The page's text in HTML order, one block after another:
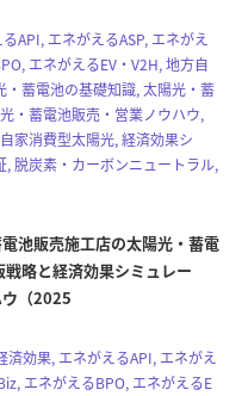
API, エネがえるASP, エネがえ
エネがえるEV・V2H, 地方自
・蓄電池の基礎知識, 太陽光・蓄
・蓄電池販売・営業ノウハウ,
家消費型太陽光, 経済効果シ
, 脱炭素・カーボンニュートラル,
池販売施工店の太陽光・蓄電
略と経済効果シミュレー
（2025
済効果, エネがえるAPI, エネがえ
エネがえるBPO, エネがえるE